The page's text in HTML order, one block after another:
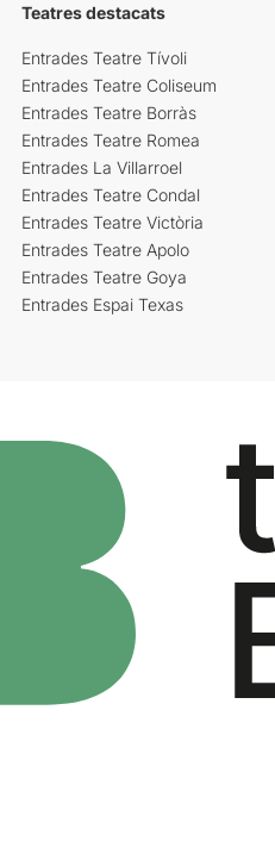
Teatres destacats
Entrades Teatre Tívoli
Entrades Teatre Coliseum
Entrades Teatre Borràs
Entrades Teatre Romea
Entrades La Villarroel
Entrades Teatre Condal
Entrades Teatre Victòria
Entrades Teatre Apolo
Entrades Teatre Goya
Entrades Espai Texas